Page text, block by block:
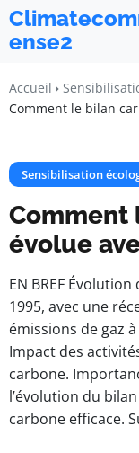
ense2
Accueil
Comment le bilan
Sensibilisation
Comment
évolue
EN BREF
1995, avec une
émissions de gaz
Impact des
carbone.
l’évolution du
carbone efficace.